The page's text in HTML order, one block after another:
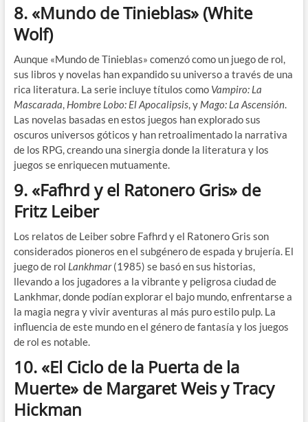
8. «Mundo de Tinieblas» (White
Wolf)
Aunque «Mundo de Tinieblas» comenzó como un juego de rol,
sus libros y novelas han expandido su universo a través de una
rica literatura. La serie incluye títulos como Vampiro: La
Mascarada, Hombre Lobo: El Apocalipsis, y Mago: La Ascensión.
Las novelas basadas en estos juegos han explorado sus
oscuros universos góticos y han retroalimentado la narrativa
de los RPG, creando una sinergia donde la literatura y los
juegos se enriquecen mutuamente.
9. «Fafhrd y el Ratonero Gris» de
Fritz Leiber
Los relatos de Leiber sobre Fafhrd y el Ratonero Gris son
considerados pioneros en el subgénero de espada y brujería. El
juego de rol Lankhmar(1985) se basó en sus historias,
llevando a los jugadores a la vibrante y peligrosa ciudad de
Lankhmar, donde podían explorar el bajo mundo, enfrentarse a
la magia negra y vivir aventuras al más puro estilo pulp. La
influencia de este mundo en el género de fantasía y los juegos
de rol es notable.
10. «El Ciclo de la Puerta de la
Muerte» de Margaret Weis y Tracy
Hickman